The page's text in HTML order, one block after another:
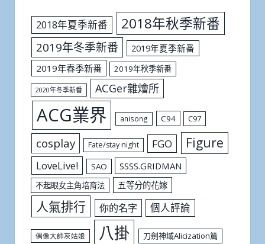
2018年夏季新番 2018年秋季新番
2019年冬季新番
2019年夏季新番
2019年春季新番
2019年秋季新番
2020年冬季新番 ACGer雜燴所
ACG業界 anisong C94 C97
cosplay Fate/stay night FGO Figure
LoveLive! SAO SSSS.GRIDMAN
不起眼女主角培育法 五等分的花嫁
人氣排行 你的名字 個人評論
偶像大師灰姑娘 八掛 刀劍神域Alicization篇